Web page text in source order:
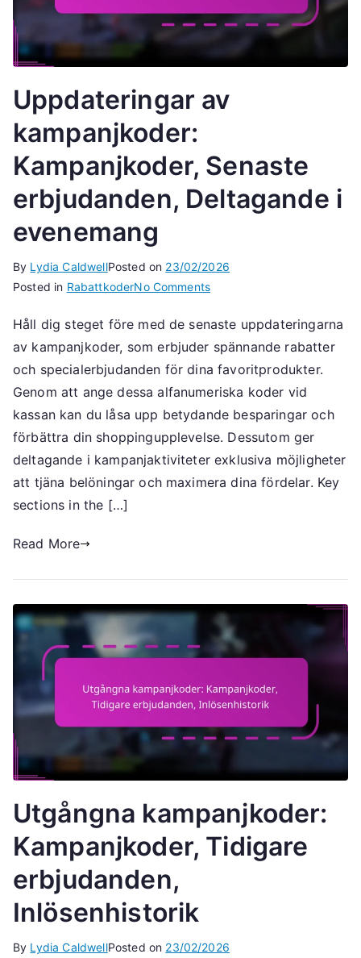
Uppdateringar av
kampanjkoder:
Kampanjkoder, Senaste
erbjudanden, Deltagande i
evenemang
By Lydia CaldwellPosted on 23/02/2026
Posted in RabattkoderNo Commentson
av
kampanjkoder:
Kampanjkoder,
Senaste
erbjudanden,
Deltagande
i
evenemang
Håll dig steget före med de senaste uppdateringarna
av kampanjkoder, som erbjuder spännande rabatter
och specialerbjudanden för dina favoritprodukter.
Genom att ange dessa alfanumeriska koder vid
kassan kan du låsa upp betydande besparingar och
förbättra din shoppingupplevelse. Dessutom ger
deltagande i kampanjaktiviteter exklusiva möjligheter
att tjäna belöningar och maximera dina fördelar. Key
sections in the […]
Read More
Utgångna kampanjkoder:
Kampanjkoder, Tidigare
erbjudanden,
Inlösenhistorik
By Lydia CaldwellPosted on 23/02/2026